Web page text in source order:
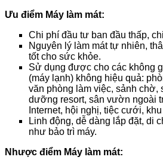
Ưu điểm Máy làm mát:
Chi phí đầu tư ban đầu thấp,
Nguyên lý làm mát tự nhiên,
tốt cho sức khỏe.
Sử dụng được cho các không
(máy lạnh) không hiệu quả:
văn phòng làm việc, sảnh chờ,
dưỡng resort, sân vườn ngoài
Internet, hội nghị, tiệc cưới,
Linh động, dễ dàng lắp đặt, di
như bảo trì máy.
Nhược điểm Máy làm mát: